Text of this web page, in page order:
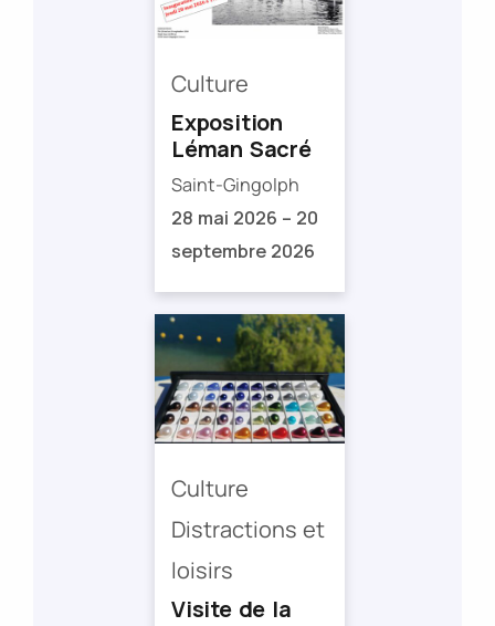
Culture
Exposition
Léman Sacré
Saint-Gingolph
28 mai 2026 – 20
septembre 2026
Culture
Distractions et
loisirs
Visite de la